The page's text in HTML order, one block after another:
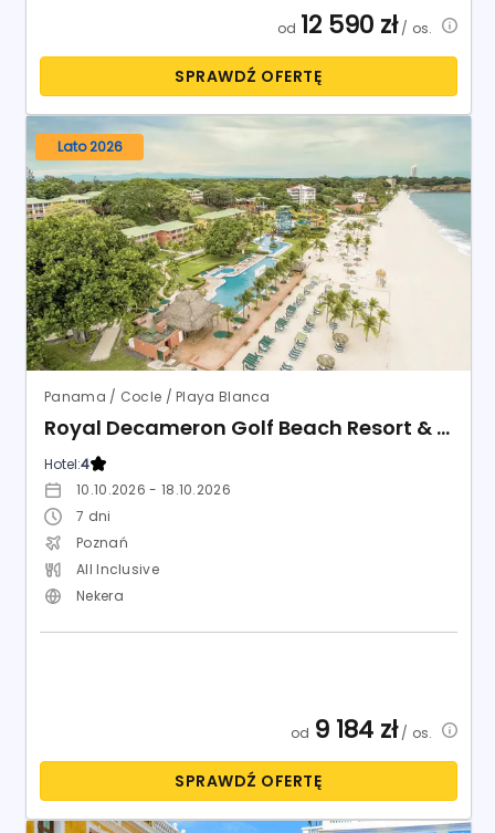
od 12 590 zł/ os.
SPRAWDŹ OFERTĘ
Lato 2026
Panama / Cocle / Playa Blanca
Royal Decameron Golf Beach Resort & Villas
Hotel:4
10.10.2026 - 18.10.2026
7 dni
Poznań
All Inclusive
Nekera
od 9 184 zł/ os.
SPRAWDŹ OFERTĘ